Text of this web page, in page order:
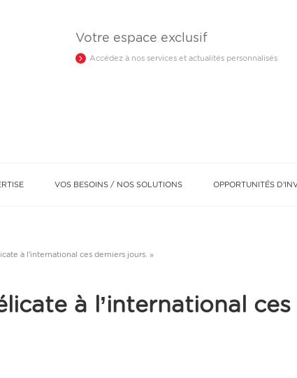
Votre espace exclusif
Accédez à nos services et actualités personnalisés
VOS BESOINS / NOS SOLUTIONS OPPORTUNITÉS
à l’international ces derniers jours. »
à l’international